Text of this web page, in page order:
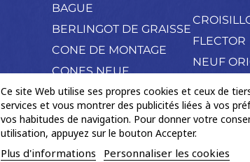
Ce site Web utilise ses propres cookies et ceux de
services et vous montrer des publicités liées à vos
vos habitudes de navigation. Pour donner votre
utilisation, appuyez sur le bouton Accepter.
Plus d'informations Personnaliser les cookies
BAGUE
BERLINGOT DE GRAISSE
CONE DE MONTAGE
CONES NEUF
COURONNE ABS
AIMANTE
FIXATION
PETIT OUTILLAGE
FLECTOR
NEUF